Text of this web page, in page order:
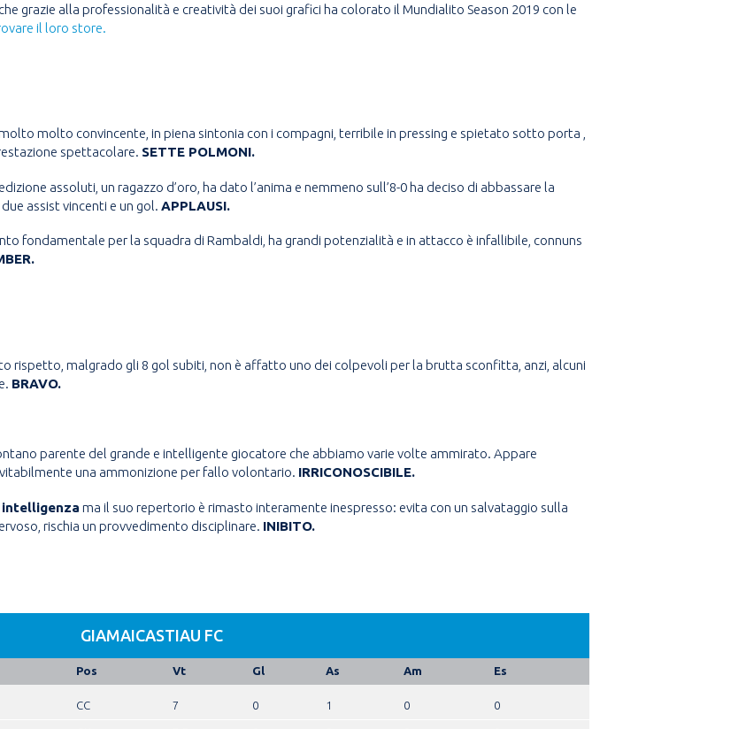
che grazie alla professionalità e creatività dei suoi grafici ha colorato il Mundialito Season 2019 con le
il loro store.
molto convincente, in piena sintonia con i compagni, terribile in pressing e spietato sotto porta ,
spettacolare. SETTE POLMONI.
assoluti, un ragazzo d’oro, ha dato l’anima e nemmeno sull’8-0 ha deciso di abbassare la
assist vincenti e un gol. APPLAUSI.
fondamentale per la squadra di Rambaldi, ha grandi potenzialità e in attacco è infallibile, connuns
rispetto, malgrado gli 8 gol subiti, non è affatto uno dei colpevoli per la brutta sconfitta, anzi, alcuni
BRAVO.
parente del grande e intelligente giocatore che abbiamo varie volte ammirato. Appare
una ammonizione per fallo volontario. IRRICONOSCIBILE.
intelligenza ma il suo repertorio è rimasto interamente inespresso: evita con un salvataggio sulla
rischia un provvedimento disciplinare. INIBITO.
GIAMAICASTIAU FC
Pos Vt Gl As Am Es
CC 7 0 1 0 0